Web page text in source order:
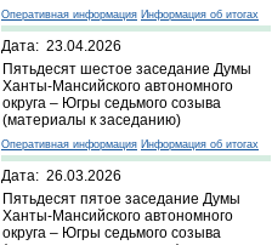
Оперативная информация Информация об итогах
Дата: 23.04.2026
Пятьдесят шестое заседание Думы
Ханты-Мансийского автономного
округа – Югры седьмого созыва
(материалы к заседанию)
Оперативная информация Информация об итогах
Дата: 26.03.2026
Пятьдесят пятое заседание Думы
Ханты-Мансийского автономного
округа – Югры седьмого созыва